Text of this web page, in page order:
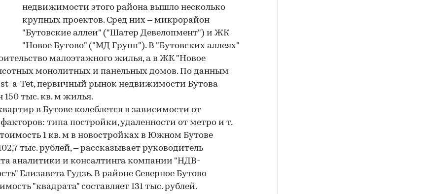
недвижимости этого района вышло несколько
крупных проектов. Сред них – микрорайон
"Бутовские аллеи" ("Шатер Девелопмент") и ЖК
"Новое Бутово" ("МД Групп"). В "Бутовских аллеях"
малоэтажного жилья, а в ЖК "Новое
монолитных и панельных домов. По данным
a-Tet, первичный рынок недвижимости Бутова
150 тыс. кв. м жилья.
в Бутове колеблется в зависимости от
типа постройки, удаленности от метро и т.
1 кв. м в новостройках в Южном Бутове
тыс. рублей, – рассказывает руководитель
аналитики и консалтинга компании "НДВ-
Елизавета Гудзь. В районе Северное Бутово
"квадрата" составляет 131 тыс. рублей.